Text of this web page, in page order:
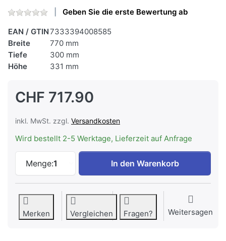
Geben Sie die erste Bewertung ab
EAN / GTIN7333394008585
Breite
770 mm
Tiefe
300 mm
Höhe
331 mm
CHF 717.90
inkl. MwSt. zzgl. Versandkosten
Wird bestellt 2-5 Werktage, Lieferzeit auf Anfrage
Menge:1
ELECTROLUX DBGL7732CN
In den Warenkorb
Merken Vergleichen Fragen? Weitersagen